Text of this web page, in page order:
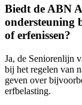
Biedt de ABN
ondersteuning
of erfenissen?
Ja, de Seniorenlijn
bij het regelen van
geven over
erfbelasting.